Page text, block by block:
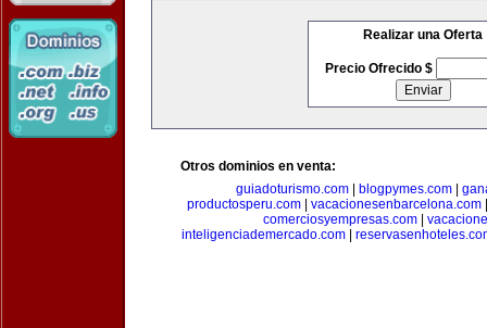
Realizar una Oferta
Precio Ofrecido $
Otros dominios en venta:
guiadoturismo.com| blogpymes.com|
productosperu.com| vacacionesenbarcelona.com
comerciosyempresas.com|
inteligenciademercado.com|